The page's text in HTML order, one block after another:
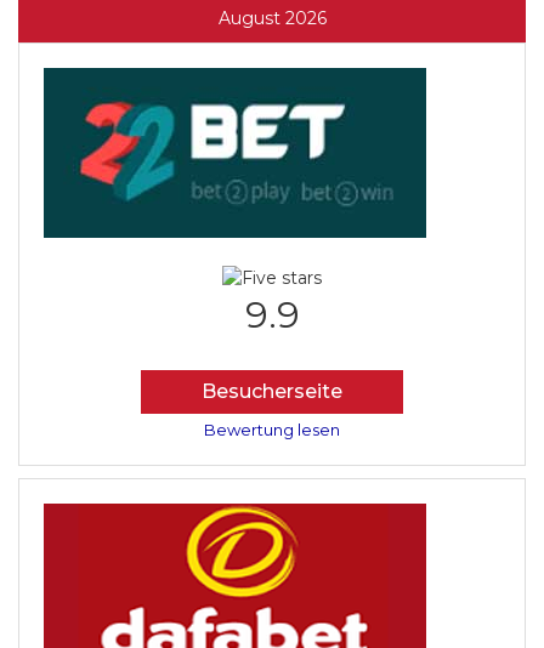
August 2026
9.9
Besucherseite
Bewertung lesen